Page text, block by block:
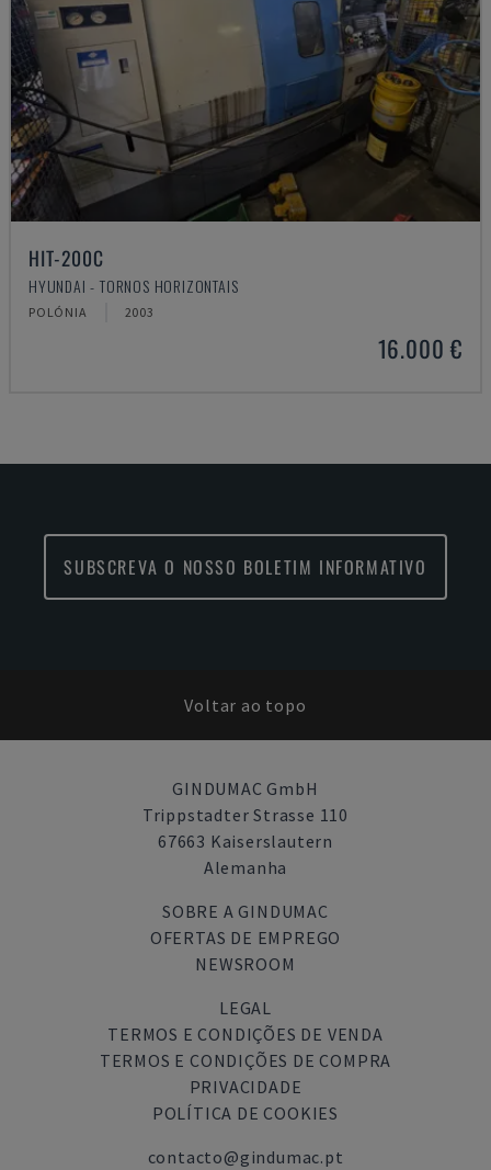
HIT-200C
HYUNDAI - TORNOS HORIZONTAIS
POLÓNIA 2003
16.000 €
SUBSCREVA O NOSSO BOLETIM INFORMATIVO
Voltar ao topo
GINDUMAC GmbH
Trippstadter Strasse 110
67663 Kaiserslautern
Alemanha
SOBRE A GINDUMAC
OFERTAS DE EMPREGO
NEWSROOM
LEGAL
TERMOS E CONDIÇÕES DE VENDA
TERMOS E CONDIÇÕES DE COMPRA
PRIVACIDADE
POLÍTICA DE COOKIES
contacto@gindumac.pt